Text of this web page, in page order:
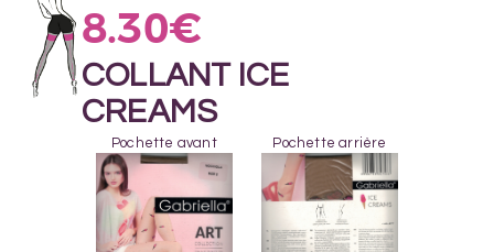
8.30€
COLLANT ICE
CREAMS
Pochette avant Pochette arrière